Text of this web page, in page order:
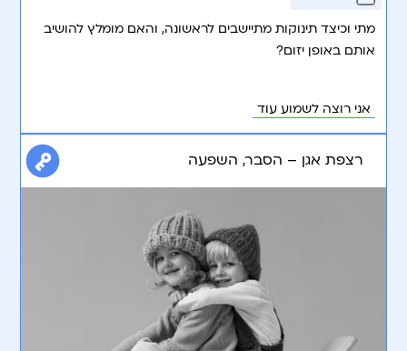
מתי וכיצד תינוקות מתיישבים לראשונה, והאם מומלץ להושיב
אותם באופן יזום?
אני רוצה לשמוע עוד
רצפת אגן – הסבר, השפעה